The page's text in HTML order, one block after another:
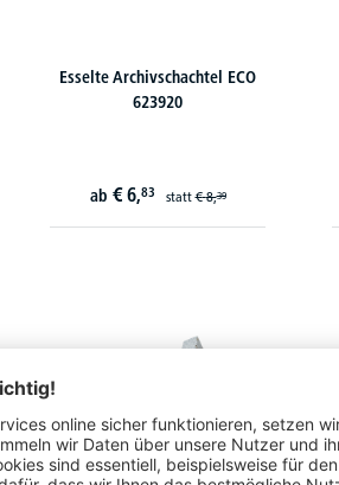
Esselte Archivschachtel ECO
623920
ab € 6,83 statt€ 8,39